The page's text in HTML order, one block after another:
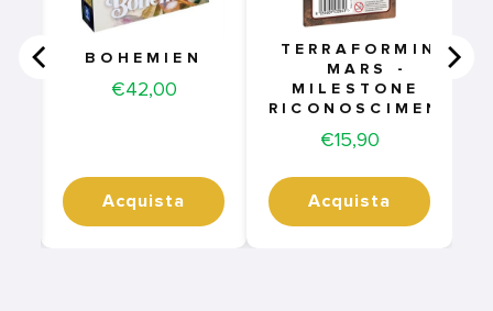
BOHEMIEN
Price
€42,00
Acquista
TERRAFORMING
MARS -
MILESTONE E
RICONOSCIMENTI
Price
€15,90
Acquista